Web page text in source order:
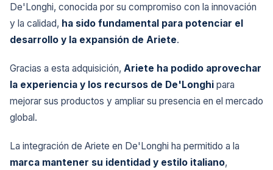
De'Longhi, conocida por su compromiso con la innovación
y la calidad, ha sido fundamental para potenciar el
desarrollo y la expansión de Ariete.
Gracias a esta adquisición, Ariete ha podido aprovechar
la experiencia y los recursos de De'Longhi para
mejorar sus productos y ampliar su presencia en el mercado
global.
La integración de Ariete en De'Longhi ha permitido a la
marca mantener su identidad y estilo italiano,